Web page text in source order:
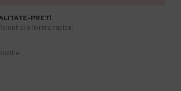
PRET!
si o livrare rapida!